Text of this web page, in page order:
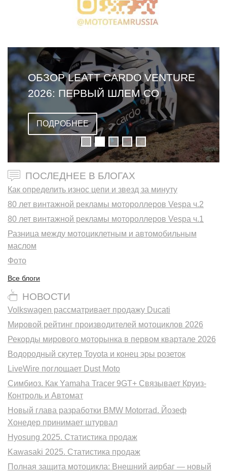
ОБЗОР LEATT CARDO VENTURE
2026: ПЕРВЫЙ ШЛЕМ СО
ВСТРОЕННОЙ ГАРНИТУРОЙ
ПОДРОБНЕЕ
ПОСЛЕДНЕЕ В БЛОГАХ
Как определить износ цепи и звезд за минуту
80 лет винтажной рекламы мотороллеров Vespa ч.2
80 лет винтажной рекламы мотороллеров Vespa ч.1
Разница между мотоциклетным и автомобильным
маслом
Фото
Все блоги
НОВОСТИ
Volkswagen рассматривает продажу Ducati
Мировой рейтинг производителей мотоциклов 2026
Рекорды мирового моторынка в первом квартале 2026
Водородный скутер Toyota и конец эры розеток
LiveWire поглощает Dust Moto
Симбиоз. Как Yamaha Tracer 9GT+ Связывает Круиз-
Контроль и Автомат
Новый глава разработки BMW Motorrad. Йозеф
Хонедер принимает штурвал
Hyosung 2025. Статистика продаж
Kawasaki 2025. Статистика продаж
Полная защита мотоцикла: Внешний аирбаг — новый